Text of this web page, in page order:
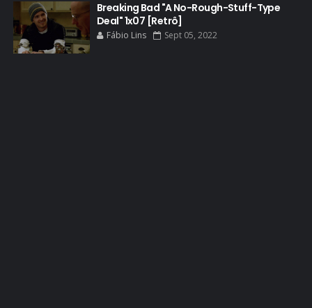
BREAKING BAD ART PROJECT
BREAKING BAD HISTORY
BREAKING BAD DA VIDA REAL
Breaking Bad "A No-Rough-Stuff-Type
Deal" 1x07 [Retrô]
Fábio Lins Sept 05, 2022